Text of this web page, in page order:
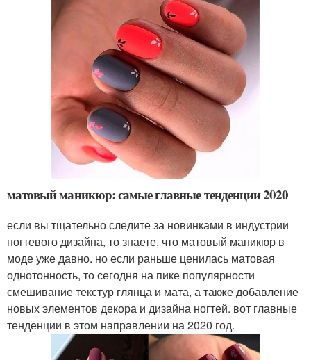
матовый маникюр: самые главные тенденции 2020
если вы тщательно следите за новинками в индустрии
ногтевого дизайна, то знаете, что матовый маникюр в
моде уже давно. но если раньше ценилась матовая
однотонность, то сегодня на пике популярности
смешивание текстур глянца и мата, а также добавление
новых элементов декора и дизайна ногтей. вот главные
тенденции в этом направлении на 2020 год.